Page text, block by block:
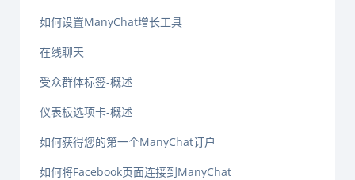
如何设置ManyChat增长工具
在线聊天
受众群体标签-概述
仪表板选项卡-概述
如何获得您的第一个ManyChat订户
如何将Facebook页面连接到ManyChat